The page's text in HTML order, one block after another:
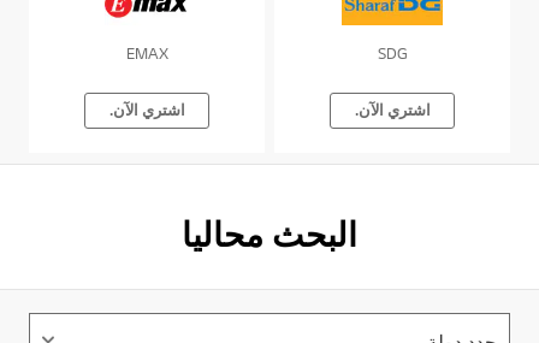
EMAX
اشتري الآن.
SDG
اشتري الآن.
البحث محاليا